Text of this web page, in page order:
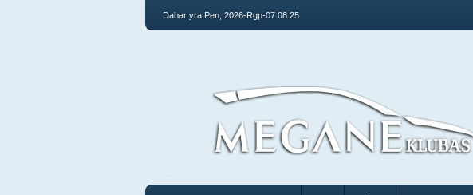
Dabar yra Pen, 2026-Rgp-07 08:25